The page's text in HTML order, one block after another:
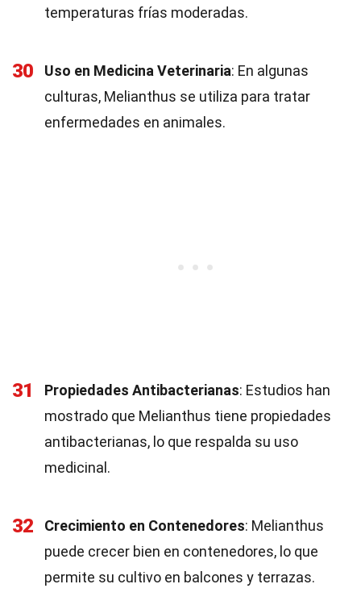
temperaturas frías moderadas.
30 Uso en Medicina Veterinaria: En algunas
culturas, Melianthus se utiliza para tratar
enfermedades en animales.
31 Propiedades Antibacterianas: Estudios han
mostrado que Melianthus tiene propiedades
antibacterianas, lo que respalda su uso
medicinal.
32 Crecimiento en Contenedores: Melianthus
puede crecer bien en contenedores, lo que
permite su cultivo en balcones y terrazas.